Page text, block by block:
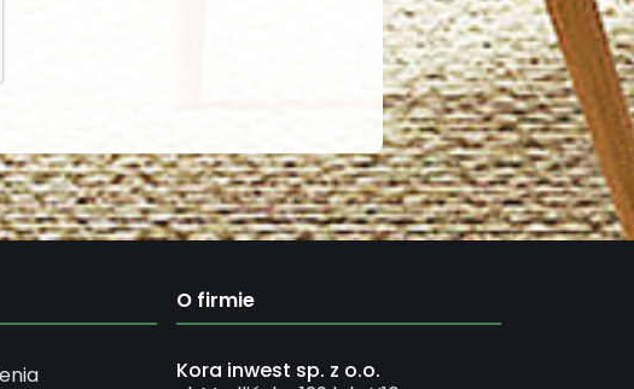
O firmie
Kora inwest sp. z o.o.